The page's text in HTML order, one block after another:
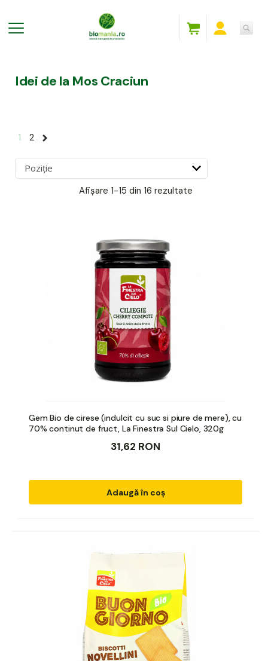
Idei de la Mos Craciun
1 2
Afișare 1-15 din 16 rezultate
Gem Bio de cirese (indulcit cu suc si piure de mere), cu
70% continut de fruct, La Finestra Sul Cielo, 320g
31,62 RON
Adaugă în coș